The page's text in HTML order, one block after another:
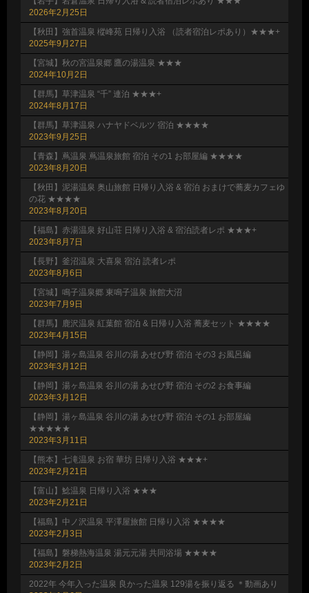
2026年2月25日
【秋田】強首温泉 樅峰苑 日帰り入浴 （読者宿泊レポあり）★★★+
2025年9月27日
【宮城】秋の宮温泉郷 鷹の湯温泉 ★★★
2024年10月2日
【群馬】草津温泉 “千” 連泊 ★★★+
2024年8月17日
【群馬】草津温泉 ハナヤドベルツ 宿泊 ★★★★
2023年9月25日
【青森】蔦温泉 蔦温泉旅館 宿泊 その1 お部屋編 ★★★★
2023年8月20日
【秋田】泥湯温泉 奥山旅館 日帰り入浴 & 宿泊 おまけで蕎麦カフェゆ
の花 ★★★★
2023年8月20日
【福島】赤湯温泉 好山荘 日帰り入浴 & 宿泊読者レポ ★★★+
2023年8月7日
【長野】釜沼温泉 大喜泉 宿泊 読者レポ
2023年8月6日
【宮城】鳴子温泉郷 東鳴子温泉 旅館大沼
2023年7月9日
【群馬】鹿沢温泉 紅葉館 宿泊 & 日帰り入浴 蕎麦セット ★★★★
2023年4月15日
【静岡】湯ヶ島温泉 谷川の湯 あせび野 宿泊 その3 お風呂編
2023年3月12日
【静岡】湯ヶ島温泉 谷川の湯 あせび野 宿泊 その2 お食事編
2023年3月12日
【静岡】湯ヶ島温泉 谷川の湯 あせび野 宿泊 その1 お部屋編
★★★★★
2023年3月11日
【熊本】七滝温泉 お宿 華坊 日帰り入浴 ★★★+
2023年2月21日
【富山】鯰温泉 日帰り入浴 ★★★
2023年2月21日
【福島】中ノ沢温泉 平澤屋旅館 日帰り入浴 ★★★★
2023年2月3日
【福島】磐梯熱海温泉 湯元元湯 共同浴場 ★★★★
2023年2月2日
2022年 今年入った温泉 良かった温泉 129湯を振り返る ＊動画あり